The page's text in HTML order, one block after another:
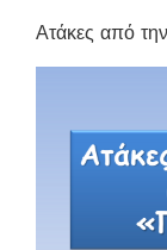
Ατάκες από